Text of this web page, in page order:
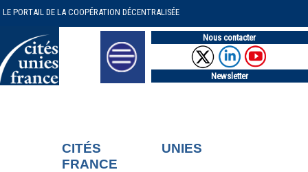
LE PORTAIL DE LA COOPÉRATION DÉCENTRALISÉE
Nous contacter
Newsletter
CITÉS UNIES
FRANCE